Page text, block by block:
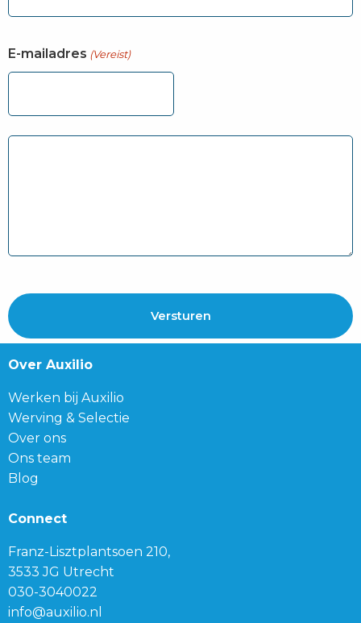
E-mailadres (Vereist)
Over Auxilio
Werken bij Auxilio
Werving & Selectie
Over ons
Ons team
Blog
Connect
Franz-Lisztplantsoen 210,
3533 JG Utrecht
030-3040022
info@auxilio.nl